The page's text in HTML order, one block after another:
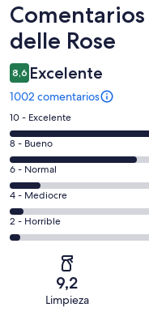
Comentarios
delle Rose
8,6 Excelente
1002 comentarios
478
comentarios
de
un
total
de
1002
con
puntuación
10 - Excelente
368
comentarios
de
un
total
de
puntuación
8 - Bueno
89
comentarios
de
un
total
6 - Normal
37
comentarios
de
4 - Mediocre
30
comentarios
2 - Horrible
9,2
Limpieza